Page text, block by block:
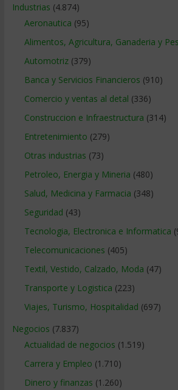
Industrias (4.874)
Aeronautica (95)
Alimentos, Agricultura, Ganaderia y
Automotriz(379)
Banca y Servicios Financieros (910)
Comercio y ventas al detal (336)
Construccion e Infraestructura (314)
Entretenimiento (279)
Otras industrias (73)
Petroleo, Energia y Mineria (480)
Salud, Medicina y Farmacia (348)
Seguridad (43)
Tecnologia, Electronica e Informatica
Telecomunicaciones (405)
Textil, Vestido, Calzado, Moda (47)
Transporte y Logistica (223)
Viajes, Turismo, Hospitalidad (697)
Negocios (7.837)
Actualidad de negocios (1.519)
Carrera y Empleo (1.710)
Dinero y finanzas (1.260)